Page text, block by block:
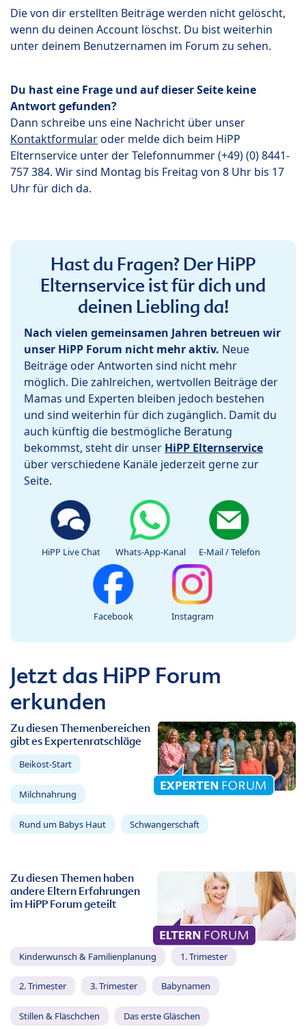
Die von dir erstellten Beiträge werden nicht gelöscht,
wenn du deinen Account löschst. Du bist weiterhin
unter deinem Benutzernamen im Forum zu sehen.
Du hast eine Frage und auf dieser Seite keine
Antwort gefunden?
Dann schreibe uns eine Nachricht über unser
Kontaktformularoder melde dich beim HiPP
Elternservice unter der Telefonnummer (+49) (0) 8441-
757 384. Wir sind Montag bis Freitag von 8 Uhr bis 17
Uhr für dich da.
Hast du Fragen? Der HiPP
Elternservice ist für dich und
deinen Liebling da!
Nach vielen gemeinsamen Jahren betreuen wir
unser HiPP Forum nicht mehr aktiv. Neue
Beiträge oder Antworten sind nicht mehr
möglich. Die zahlreichen, wertvollen Beiträge der
Mamas und Experten bleiben jedoch bestehen
und sind weiterhin für dich zugänglich. Damit du
auch künftig die bestmögliche Beratung
bekommst, steht dir unser HiPP Elternservice
über verschiedene Kanäle jederzeit gerne zur
Seite.
HiPP Live Chat Whats-App-Kanal E-Mail / Telefon
Facebook Instagram
Jetzt das HiPP Forum
erkunden
Zu diesen Themenbereichen
gibt es Expertenratschläge
Beikost-Start
Milchnahrung
Rund um Babys Haut Schwangerschaft
Zu diesen Themen haben
andere Eltern Erfahrungen
im HiPP Forum geteilt
Kinderwunsch & Familienplanung 1. Trimester
2. Trimester 3. Trimester Babynamen
Stillen & Fläschchen Das erste Gläschen